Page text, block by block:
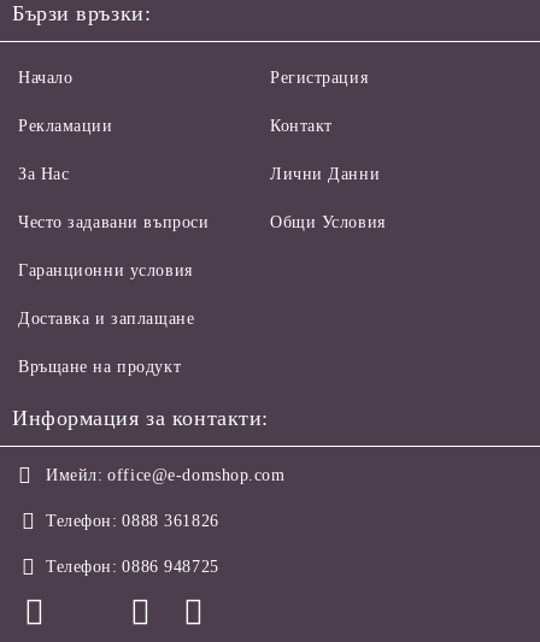
Бързи връзки:
Начало
Рекламации
За Нас
Често задавани въпроси
Регистрация
Контакт
Лични Данни
Общи Условия
Гаранционни условия
Доставка и заплащане
Връщане на продукт
Информация за контакти:
Имейл: office@e-domshop.com
Телефон: 0888 361826
Телефон: 0886 948725